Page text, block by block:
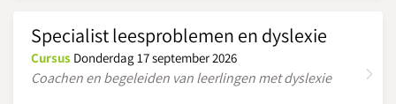
Specialist leesproblemen en dyslexie
Cursus Donderdag 17 september 2026
Coachen en begeleiden van leerlingen met dyslexie